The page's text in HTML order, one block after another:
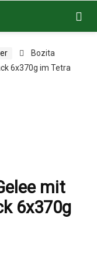
Bozita
6x370g im Tetra
mit
6x370g